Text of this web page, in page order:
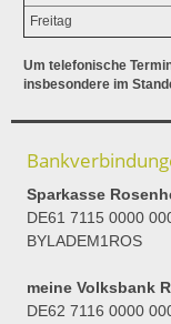
Freitag
Um telefonische
insbesondere im
Sparkasse
DE61 7115 0000
BYLADEM1ROS
meine Volksbank
DE62 7116 0000